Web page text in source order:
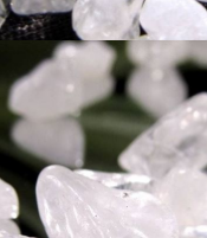
って実際のものと色が異なる場
け)を当社の地元であります愛知
しています。
戦していけるよう、天然石さく
くださいますようよろしくお願
海外直輸入 バイヤー厳選 プレゼ
舗 ハンドメイド サイズ直し コム